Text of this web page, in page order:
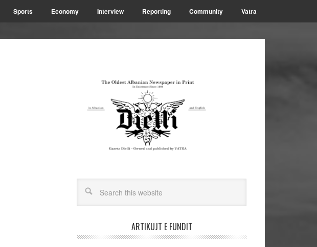
Sports Economy Interview Reporting Community Vatra
ARTIKUJT E FUNDIT